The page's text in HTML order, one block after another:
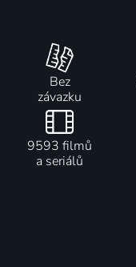
Bez
závazku
9593 filmů
a seriálů